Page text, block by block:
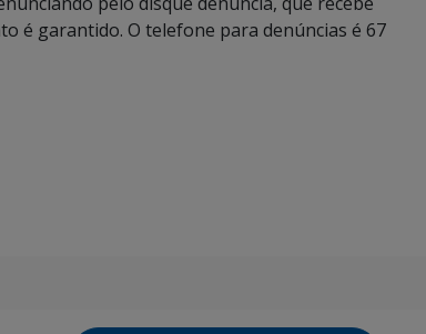
é garantido. O telefone para denúncias é 67